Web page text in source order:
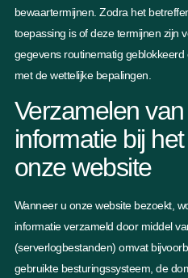
bewaartermijnen. Zodra het
toepassing is of deze termijnen zijn
gegevens routinematig
met de wettelijke bepalingen.
Verzamelen
informatie bij
onze website
Wanneer u onze website bezoekt,
informatie verzameld door middel
(serverlogbestanden) omvat
gebruikte besturingssysteem, de